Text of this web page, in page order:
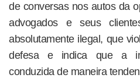
de conversas nos autos da
advogados e seus
absolutamente ilegal, que
defesa e indica que a
conduzida de maneira